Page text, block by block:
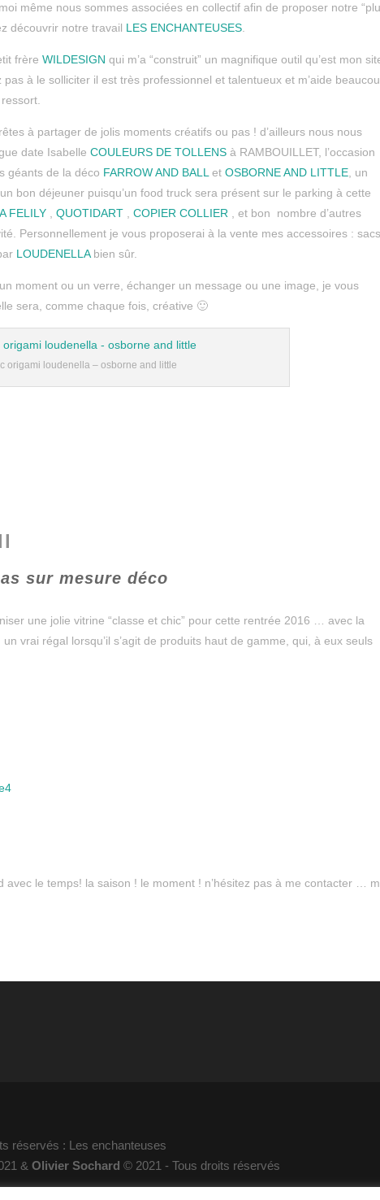
même nous sommes associées en collectif afin de proposer notre
découvrir notre travail LES ENCHANTEUSES
frèreWILDESIGN qui m’a “construit” un magnifique outil qu’est mon
à le solliciter il est très professionnel et talentueux et m’aide
à partager de jolis moments créatifs ou pas ! d’ailleurs nous nous
date IsabelleCOULEURS DE TOLLENS à RAMBOUILLET, l’occasion
géants de la déco FARROW AND BALL etOSBORNE AND LITTLE , un
bon déjeuner puisqu’un food truck sera présent sur le parking à cette
FELILY ,QUOTIDART ,COPIER COLLIER , et bon nombre d’autres
Personnellement je vous proposerai à la vente mes accessoires :
LOUDENELLAbien sûr.
moment ou un verre, échanger un message ou une image, je vous
sera, comme chaque fois, créative 🙂
origami loudenella – osborne and little
sur mesure déco
une jolie vitrine “classe et chic” pour cette rentrée 2016 … avec la
vrai régal lorsqu’il s’agit de produits haut de gamme, qui, à eux seuls
avec le temps! la saison ! le moment ! n’hésitez pas à me contacter …
réservés : Les enchanteuses
&Olivier Sochard© 2021 - Tous droits réservés